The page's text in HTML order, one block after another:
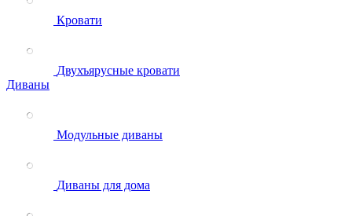
Кровати
Двухъярусные кровати
Диваны
Модульные диваны
Диваны для дома